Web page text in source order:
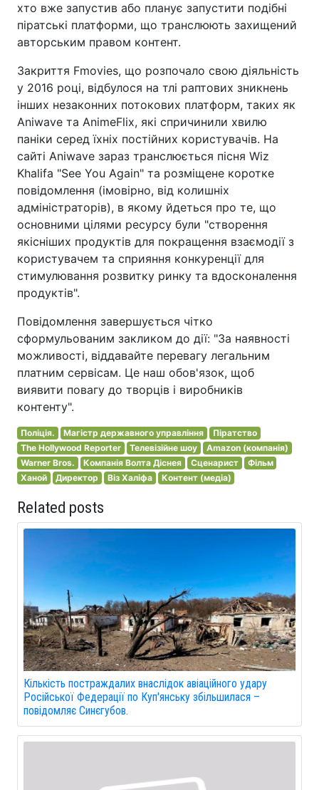
хто вже запустив або планує запустити подібні
піратські платформи, що транслюють захищений
авторським правом контент.
Закриття Fmovies, що розпочало свою діяльність
у 2016 році, відбулося на тлі раптових зникнень
інших незаконних потокових платформ, таких як
Aniwave та AnimeFlix, які спричинили хвилю
паніки серед їхніх постійних користувачів. На
сайті Aniwave зараз транслюється пісня Wiz
Khalifa "See You Again" та розміщене коротке
повідомлення (імовірно, від колишніх
адміністраторів), в якому йдеться про те, що
основними цілями ресурсу були "створення
якісніших продуктів для покращення взаємодії з
користувачем та сприяння конкуренції для
стимулювання розвитку ринку та вдосконалення
продуктів".
Повідомлення завершується чітко
сформульованим закликом до дії: "За наявності
можливості, віддавайте перевагу легальним
платним сервісам. Це наш обов'язок, щоб
виявити повагу до творців і виробників
контенту".
Поліція. Магістр державного управління
Піратство
The Hollywood Reporter
Телевізійне шоу
Amazon (компанія)
Warner Bros.
Компанія Волта Діснея Сценарист
Фільм
Ханой
Директор Віз Халіфа Контент (медіа)
Related posts
Кількість постраждалих внаслідок авіаційного удару
Російської Федерації по Куп'янську збільшилася –
повідомляє Синєгубов.